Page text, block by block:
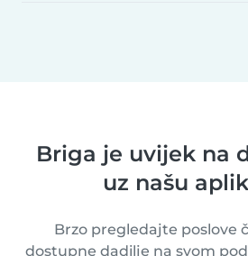
Briga je uvijek na
uz našu
Brzo pregledajte poslove
dostupne dadilje na svom